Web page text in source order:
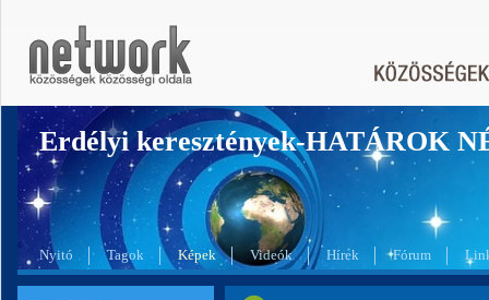
Erdélyi keresztények-HATÁROK
Nyitó Tagok Képek Videók Hírek Fórum